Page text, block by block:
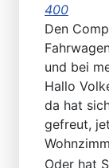
400
Den
und bei
Hallo
da hat
gefreut,
Oder hat